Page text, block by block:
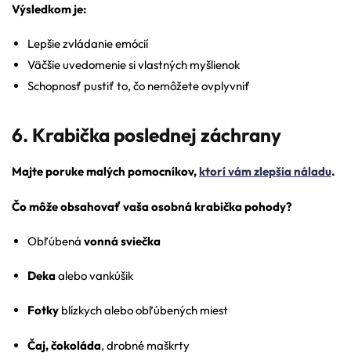
Výsledkom je:
Lepšie zvládanie emócií
Väčšie uvedomenie si vlastných myšlienok
Schopnosť pustiť to, čo nemôžete ovplyvniť
6. Krabička poslednej záchrany
Majte poruke malých pomocníkov,ktorí vám zlepšia náladu.
Čo môže obsahovať vaša osobná krabička pohody?
Obľúbená vonná sviečka
Dekaalebo vankúšik
Fotky blízkych alebo obľúbených miest
Čaj, čokoláda, drobné maškrty